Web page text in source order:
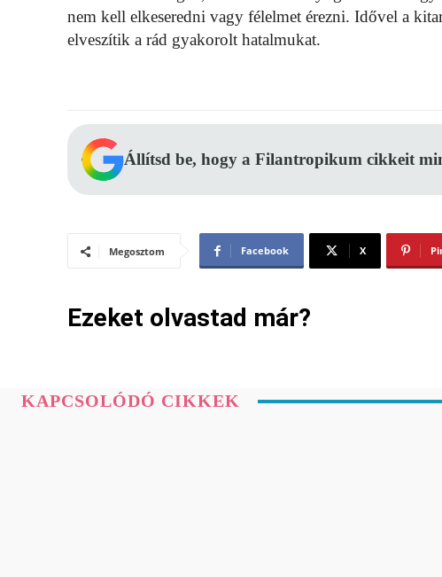
nem kell elkeseredni vagy félelmet érezni. Idővel a
elveszítik a rád gyakorolt hatalmukat.
Állítsd be, hogy a Filantropikum cikkeit
Megosztom Facebook X
Ezeket olvastad már?
KAPCSOLÓDÓ CIKKEK